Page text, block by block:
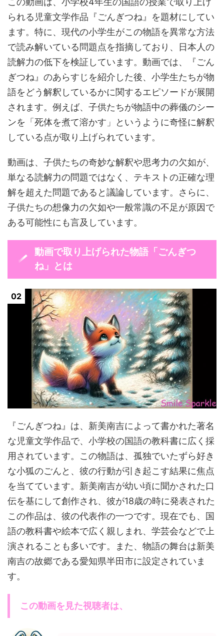
られる児童文学作品『ごんぎつね』を題材にしてい
ます。特に、現代の小学生がこの物語を異常な方法
で読み解いている問題点を指摘しており、日本人の
読解力の低下を検証しています。動画では、『ごん
ぎつね』のあらすじを紹介した後、小学生たちが物
語をどう解釈しているかに関するエピソードが展開
されます。例えば、子供たちが物語中の葬儀のシー
ンを「死体を煮て溶かす」というように奇怪に解釈
している点が取り上げられています。
動画は、子供たちの奇妙な解釈や思考力の欠如が、
単なる読解力の問題ではなく、テキストの正確な理
解を超えた問題であると議論しています。さらに、
子供たちの想像力の欠如や一般常識の不足が原因で
ある可能性にも言及しています。
動画で取り上げられた物語「ごんぎつ
ね」とは
『ごんぎつね』は、新美南吉によって書かれた著名
な児童文学作品で、小学校の国語の教科書に広く採
用されています。この物語は、孤独でいたずら好き
な小狐のごんと、彼の行動が引き起こす結果に焦点
を当てています。新美南吉が幼い頃に聞かされた口
伝を基にして創作され、彼が18歳の時に発表された
この作品は、彼の代表作の一つです。現在でも、国
語の教科書や絵本で広く親しまれ、学芸会などで上
演されることも多いです。また、物語の舞台は新美
南吉の故郷である愛知県半田市に設定されていま
す。
この動画を見た視聴者は、